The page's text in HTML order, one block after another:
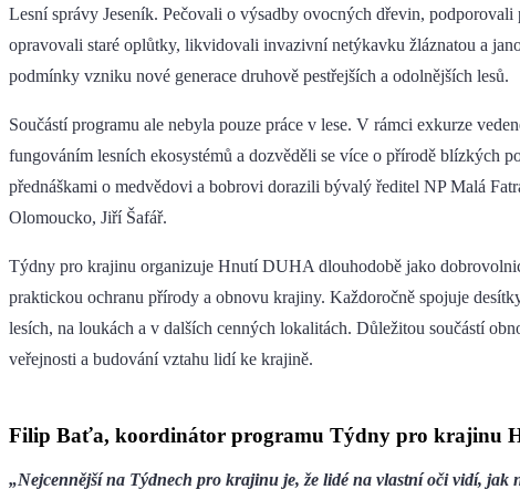
Lesní správy Jeseník. Pečovali o výsadby ovocných dřevin, podporovali
opravovali staré oplůtky, likvidovali invazivní netýkavku žláznatou a
podmínky vzniku nové generace druhově pestřejších a odolnějších lesů.
Součástí programu ale nebyla pouze práce v lese. V rámci exkurze
fungováním lesních ekosystémů a dozvěděli se více o přírodě blízkých
přednáškami o medvědovi a bobrovi dorazili bývalý ředitel NP Malá
Olomoucko, Jiří Šafář.
Týdny pro krajinu organizuje Hnutí DUHA dlouhodobě jako
praktickou ochranu přírody a obnovu krajiny. Každoročně spojuje
lesích, na loukách a v dalších cenných lokalitách. Důležitou součástí
veřejnosti a budování vztahu lidí ke krajině.
Filip Baťa, koordinátor programu Týdny pro krajinu
„Nejcennější na Týdnech pro krajinu je, že lidé na vlastní oči vidí, jak